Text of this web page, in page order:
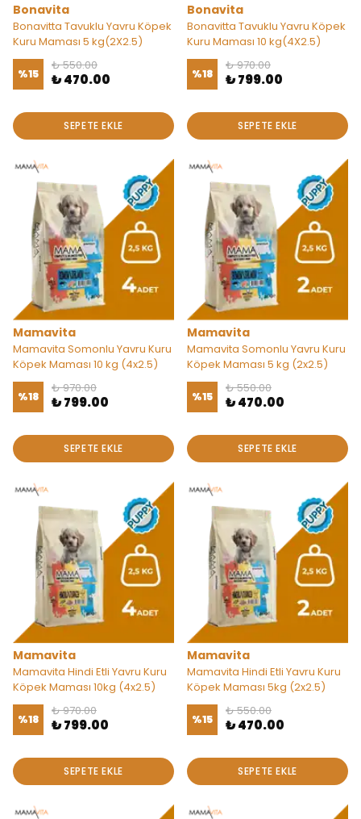
Bonavita
Bonavitta Tavuklu Yavru Köpek
Kuru Maması 5 kg(2X2.5)
%15
₺ 550.00
₺ 470.00
SEPETE EKLE
Bonavita
Bonavitta Tavuklu Yavru Köpek
Kuru Maması 10 kg(4X2.5)
%18
₺ 970.00
₺ 799.00
SEPETE EKLE
Mamavita
Mamavita Somonlu Yavru Kuru
Köpek Maması 10 kg (4x2.5)
%18
₺ 970.00
₺ 799.00
SEPETE EKLE
Mamavita
Mamavita Somonlu Yavru Kuru
Köpek Maması 5 kg (2x2.5)
%15
₺ 550.00
₺ 470.00
SEPETE EKLE
Mamavita
Mamavita Hindi Etli Yavru Kuru
Köpek Maması 10kg (4x2.5)
%18
₺ 970.00
₺ 799.00
SEPETE EKLE
Mamavita
Mamavita Hindi Etli Yavru Kuru
Köpek Maması 5kg (2x2.5)
%15
₺ 550.00
₺ 470.00
SEPETE EKLE